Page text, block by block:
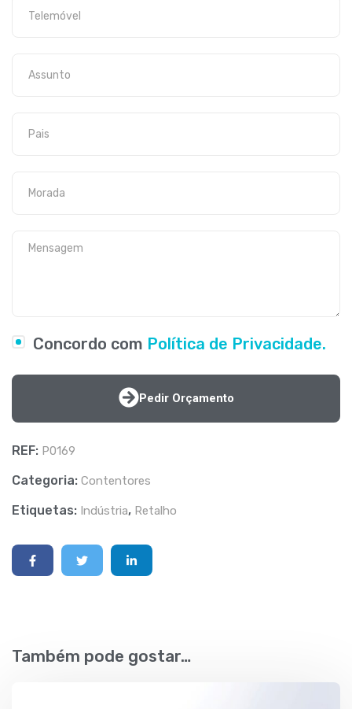
Concordo com Política de Privacidade.
Pedir Orçamento
REF: P0169
Categoria: Contentores
Etiquetas: Indústria, Retalho
Também pode gostar…